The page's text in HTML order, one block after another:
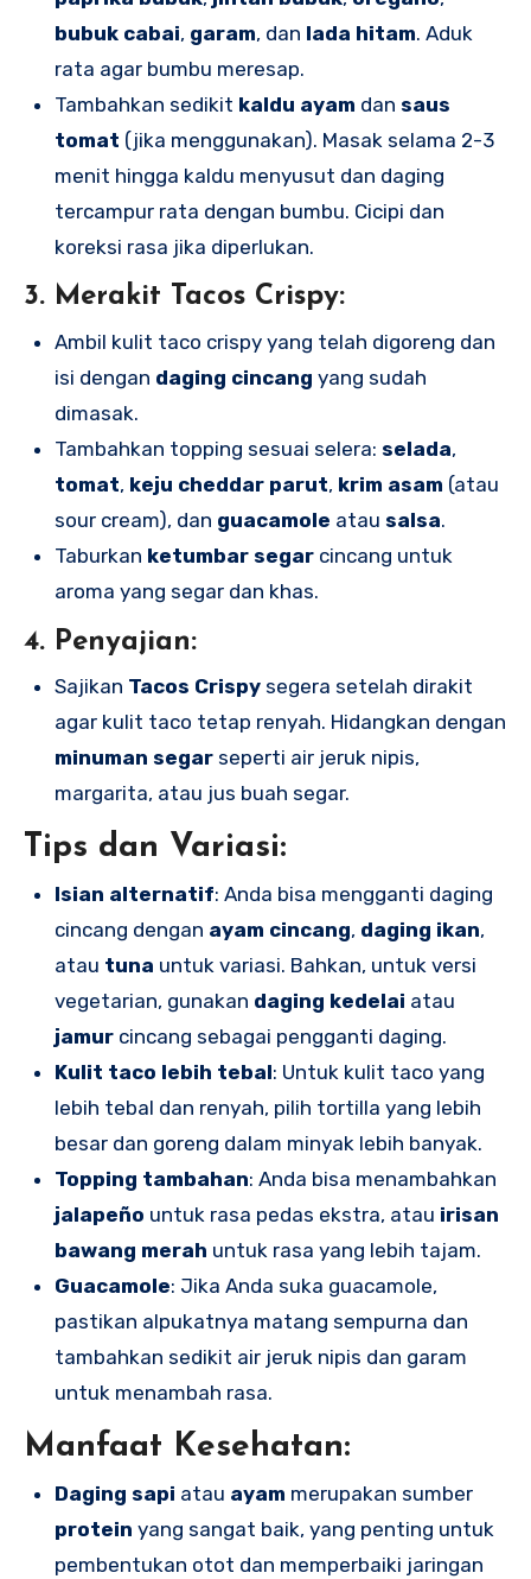
bubuk cabai, garam, dan lada hitam. Aduk
rata agar bumbu meresap.
Tambahkan sedikit kaldu ayam dan saus
tomat (jika menggunakan). Masak selama 2-3
menit hingga kaldu menyusut dan daging
tercampur rata dengan bumbu. Cicipi dan
koreksi rasa jika diperlukan.
3. Merakit Tacos Crispy:
Ambil kulit taco crispy yang telah digoreng dan
isi dengan daging cincang yang sudah
dimasak.
Tambahkan topping sesuai selera: selada,
tomat, keju cheddar parut, krim asam (atau
sour cream), dan guacamole atau salsa.
Taburkan ketumbar segarcincang untuk
aroma yang segar dan khas.
4. Penyajian:
Sajikan Tacos Crispysegera setelah dirakit
agar kulit taco tetap renyah. Hidangkan dengan
minuman segarseperti air jeruk nipis,
margarita, atau jus buah segar.
Tips dan Variasi:
Isian alternatif: Anda bisa mengganti daging
cincang dengan ayam cincang, daging ikan,
atau tuna untuk variasi. Bahkan, untuk versi
vegetarian, gunakan daging kedelai atau
jamurcincang sebagai pengganti daging.
Kulit taco lebih tebal: Untuk kulit taco yang
lebih tebal dan renyah, pilih tortilla yang lebih
besar dan goreng dalam minyak lebih banyak.
Topping tambahan: Anda bisa menambahkan
jalapeño untuk rasa pedas ekstra, atau irisan
bawang merah untuk rasa yang lebih tajam.
Guacamole: Jika Anda suka guacamole,
pastikan alpukatnya matang sempurna dan
tambahkan sedikit air jeruk nipis dan garam
untuk menambah rasa.
Manfaat Kesehatan:
Daging sapi atau ayam merupakan sumber
protein yang sangat baik, yang penting untuk
pembentukan otot dan memperbaiki jaringan